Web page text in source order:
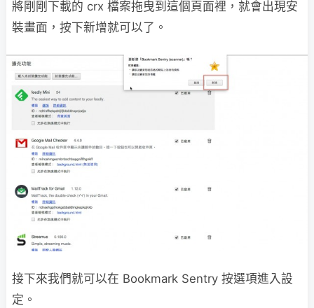
將剛剛下載的 crx 檔案拖曳到這個頁面裡，就會出現安
裝畫面，按下新增就可以了。
接下來我們就可以在 Bookmark Sentry 按選項進入設
定。